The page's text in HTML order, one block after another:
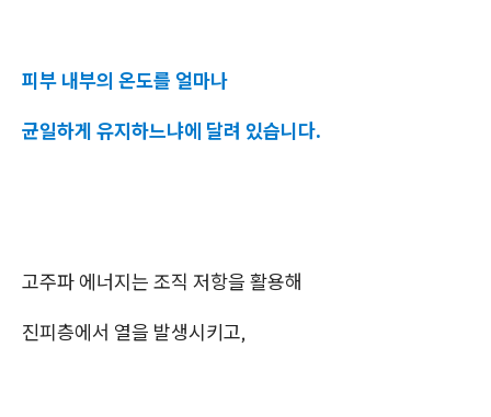
피부 내부의 온도를 얼마나
균일하게 유지하느냐에 달려 있습니다.
고주파 에너지는 조직 저항을 활용해
진피층에서 열을 발생시키고,